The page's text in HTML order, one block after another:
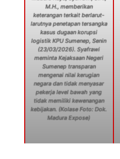
M.H., memberikan
keterangan terkait berlarut-
larutnya penetapan tersangka
kasus dugaan korupsi
logistik KPU Sumenep, Senin
(23/03/2026). Syafrawi
meminta Kejaksaan Negeri
Sumenep transparan
mengenai nilai kerugian
negara dan tidak menyasar
pekerja level bawah yang
tidak memiliki kewenangan
kebijakan. (Kolase Foto: Dok.
Madura Expose)